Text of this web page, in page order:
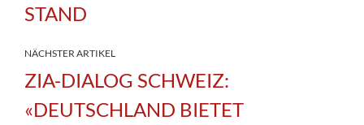
STAND
NÄCHSTER ARTIKEL
ZIA-DIALOG SCHWEIZ:
«DEUTSCHLAND BIETET